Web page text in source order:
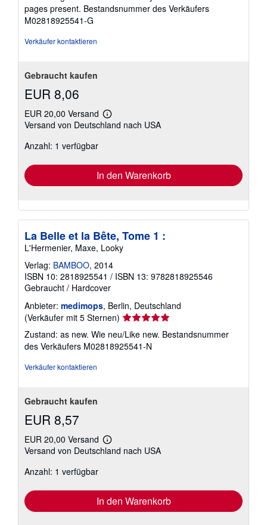
pages present. Bestandsnummer des Verkäufers
M02818925541-G
Verkäufer kontaktieren
Gebraucht kaufen
EUR 8,06
EUR 20,00 Versand
Weitere
Informationen
Versand von Deutschland nach USA
Anzahl: 1 verfügbar
In den Warenkorb
La Belle et la Bête, Tome 1 :
L'Hermenier, Maxe, Looky
Verlag: BAMBOO, 2014
ISBN 10: 2818925541 / ISBN 13: 9782818925546
Gebraucht / Hardcover
Anbieter: medimops, Berlin, Deutschland
(Verkäufer mit 5 Sternen) Verkäuferbewertung
5
von
5
Zustand: as new. Wie neu/Like new. Bestandsnummer
des Verkäufers M02818925541-N
Verkäufer kontaktieren
Gebraucht kaufen
EUR 8,57
EUR 20,00 Versand
Weitere
Informationen
Versand von Deutschland nach USA
Anzahl: 1 verfügbar
In den Warenkorb